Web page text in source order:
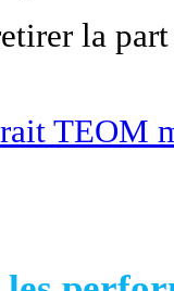
la
TEOM